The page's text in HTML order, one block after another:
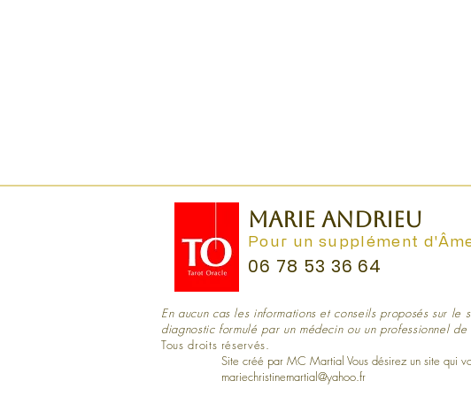
MARIE ANDRIEU
Pour un supplément
06 78 53 36 64
En aucun cas les informations et conseils proposés sur
diagnostic formulé par un médecin ou un professionnel
Tous droits réservés.
Site créé par MC Martial Vous désirez un site qui
mariechristinemartial@yahoo.fr